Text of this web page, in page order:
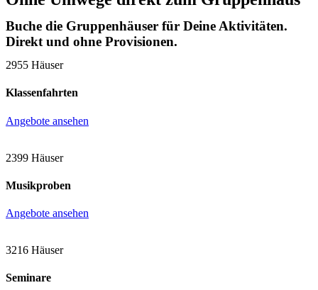
Buche die Gruppenhäuser für Deine Aktivitäten.
Direkt und ohne Provisionen.
2955 Häuser
Klassenfahrten
Angebote ansehen
2399 Häuser
Musikproben
Angebote ansehen
3216 Häuser
Seminare